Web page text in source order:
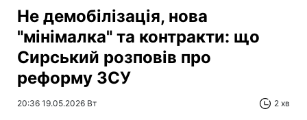
Не демобілізація, нова
"мінімалка" та контракти: що
Сирський розповів про
реформу ЗСУ
20:36 19.05.2026 Вт 2 хв